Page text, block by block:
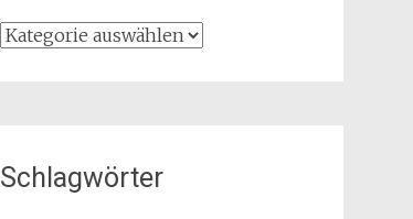
Kategorien
Schlagwörter